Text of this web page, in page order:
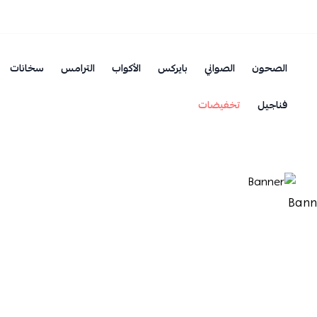
الصحون الصواني بايركس الأكواب الترامس
سخانات
فناجيل
تخفيضات